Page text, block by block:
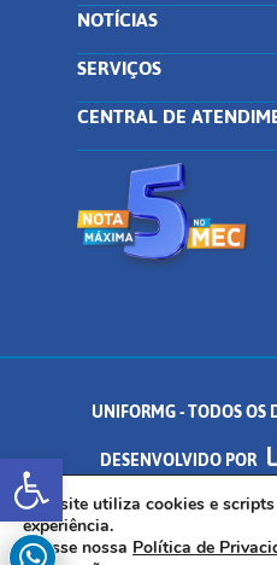
Abrir a barra de
NOTÍCIAS
SERVIÇOS
CENTRAL DE
UNIFORMG - TODOS OS
DESENVOLVIDO POR
AV. DR. ARNALDO DE SENNA, 328
Este site utiliza cookies e
experiência.
Acesse nossa Política de